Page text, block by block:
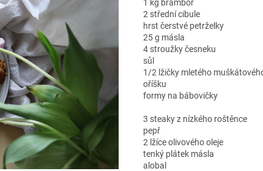
1 kg brambor
2 střední cibule
hrst čerstvé petrželky
25 g másla
4 stroužky česneku
sůl
1/2 lžičky mletého
oříšku
formy na bábovičky
3 steaky z nízkého roštěnce
pepř
2 lžíce olivového oleje
tenký plátek másla
alobal